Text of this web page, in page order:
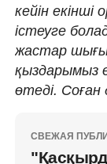
кейін
істеуге
жастар
қыздарымыз
өтеді.
СВЕЖАЯ